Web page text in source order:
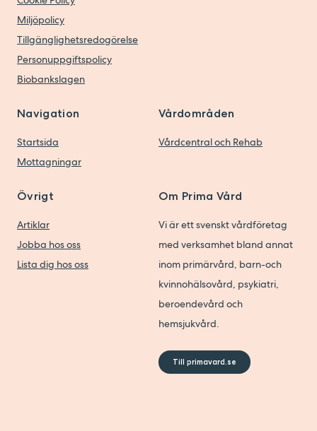
Miljöpolicy
Tillgänglighetsredogörelse
Personuppgiftspolicy
Biobankslagen
Navigation
Startsida
Mottagningar
Vårdområden
Vårdcentral och Rehab
Övrigt
Artiklar
Jobba hos oss
Lista dig hos oss
Om Prima Vård
Vi är ett svenskt vårdföretag
med verksamhet bland annat
inom primärvård, barn-och
kvinnohälsovård, psykiatri,
beroendevård och
hemsjukvård.
Till primavard.se